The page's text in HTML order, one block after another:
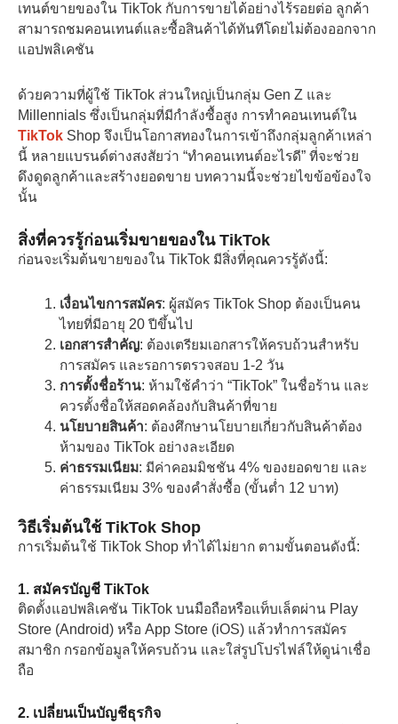
เทนต์ขายของใน TikTok กับการขายได้อย่างไร้รอยต่อ ลูกค้า
สามารถชมคอนเทนต์และซื้อสินค้าได้ทันทีโดยไม่ต้องออกจาก
แอปพลิเคชัน
ด้วยความที่ผู้ใช้ TikTok ส่วนใหญ่เป็นกลุ่ม Gen Z และ
Millennials ซึ่งเป็นกลุ่มที่มีกำลังซื้อสูง การทําคอนเทนต์ใน
TikTok Shop จึงเป็นโอกาสทองในการเข้าถึงกลุ่มลูกค้าเหล่า
นี้ หลายแบรนด์ต่างสงสัยว่า “ทําคอนเทนต์อะไรดี” ที่จะช่วย
ดึงดูดลูกค้าและสร้างยอดขาย บทความนี้จะช่วยไขข้อข้องใจ
นั้น
สิ่งที่ควรรู้ก่อนเริ่มขายของใน TikTok
ก่อนจะเริ่มต้นขายของใน TikTok มีสิ่งที่คุณควรรู้ดังนี้:
เงื่อนไขการสมัคร: ผู้สมัคร TikTok Shop ต้องเป็นคน
ไทยที่มีอายุ 20 ปีขึ้นไป
เอกสารสำคัญ: ต้องเตรียมเอกสารให้ครบถ้วนสำหรับ
การสมัคร และรอการตรวจสอบ 1-2 วัน
การตั้งชื่อร้าน: ห้ามใช้คำว่า “TikTok” ในชื่อร้าน และ
ควรตั้งชื่อให้สอดคล้องกับสินค้าที่ขาย
นโยบายสินค้า: ต้องศึกษานโยบายเกี่ยวกับสินค้าต้อง
ห้ามของ TikTok อย่างละเอียด
ค่าธรรมเนียม: มีค่าคอมมิชชัน 4% ของยอดขาย และ
ค่าธรรมเนียม 3% ของคำสั่งซื้อ (ขั้นต่ำ 12 บาท)
วิธีเริ่มต้นใช้ TikTok Shop
การเริ่มต้นใช้ TikTok Shop ทำได้ไม่ยาก ตามขั้นตอนดังนี้:
1. สมัครบัญชี TikTok
ติดตั้งแอปพลิเคชัน TikTok บนมือถือหรือแท็บเล็ตผ่าน Play
Store (Android) หรือ App Store (iOS) แล้วทำการสมัคร
สมาชิก กรอกข้อมูลให้ครบถ้วน และใส่รูปโปรไฟล์ให้ดูน่าเชื่อ
ถือ
2. เปลี่ยนเป็นบัญชีธุรกิจ